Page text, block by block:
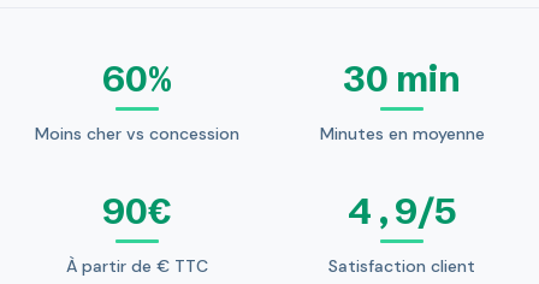
60%
Moins cher vs concession
30 min
Minutes en moyenne
90€
À partir de € TTC
4,9/5
Satisfaction client